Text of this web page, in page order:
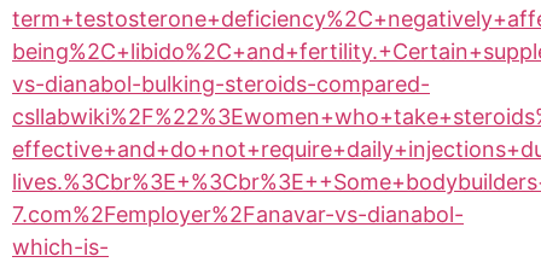
vs-dianabol-bulking-steroids-compared-
7.com%2Femployer%2Fanavar-vs-dianabol-
which-is-